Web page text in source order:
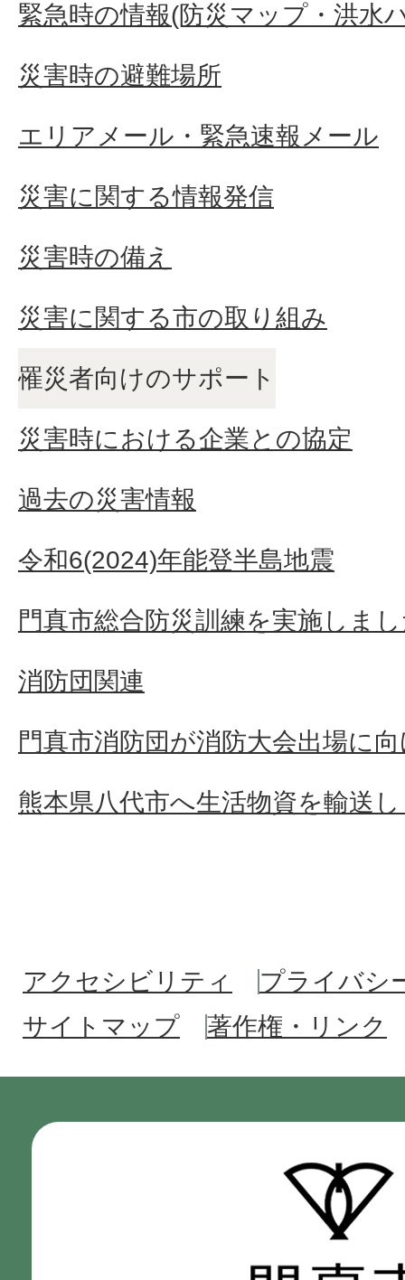
緊急時の情報(防災マップ・洪水
災害時の避難場所
エリアメール・緊急速報メール
災害に関する情報発信
災害時の備え
災害に関する市の取り組み
罹災者向けのサポート
災害時における企業との協定
過去の災害情報
令和6(2024)年能登半島地震
門真市総合防災訓練を実施しま
消防団関連
門真市消防団が消防大会出場に
熊本県八代市へ生活物資を輸送
アクセシビリティ
プライバシ
サイトマップ
著作権・リンク